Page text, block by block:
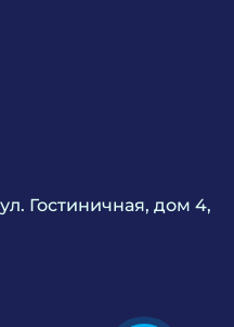
Гостиничная, дом 4,